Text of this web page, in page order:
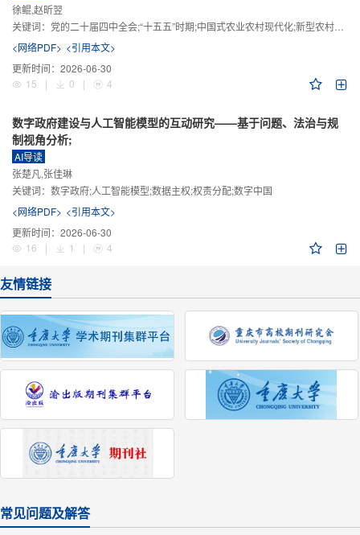
徐鲲,赵昕翌
关键词： 党的二十届四中全会;“十五五”时期;中国式农业农村现代化;新型农村集体经济;城乡融合发展;新质生产力
<网络PDF> <引用本文>
更新时间： 2026-06-30
15
| 0 | 4
数字政府建设与人工智能模型的互动研究——基于问题、法治与规
制视角分析;
AI导读
张楚凡,张佳琳
关键词： 数字政府;人工智能模型;数据主权;权责分配;数字中国
<网络PDF> <引用本文>
更新时间： 2026-06-30
16
| 1 | 4
友情链接
常见问题及解答